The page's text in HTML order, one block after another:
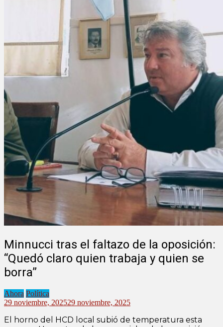
Minnucci tras el faltazo de la oposición:
“Quedó claro quien trabaja y quien se
borra”
Ahora Política
29 noviembre, 202529 noviembre, 2025
El horno del HCD local subió de temperatura esta